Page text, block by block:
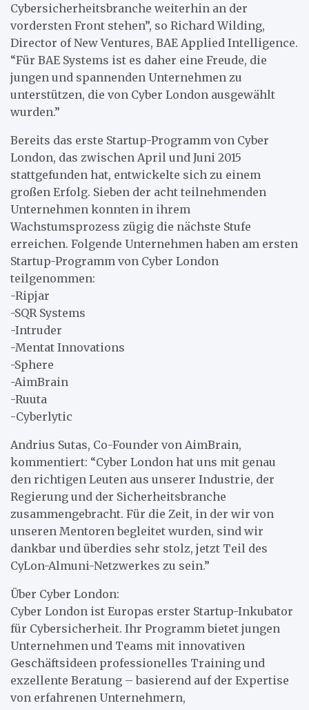
Cybersicherheitsbranche weiterhin an der
vordersten Front stehen”, so Richard Wilding,
Director of New Ventures, BAE Applied Intelligence.
“Für BAE Systems ist es daher eine Freude, die
jungen und spannenden Unternehmen zu
unterstützen, die von Cyber London ausgewählt
wurden.”
Bereits das erste Startup-Programm von Cyber
London, das zwischen April und Juni 2015
stattgefunden hat, entwickelte sich zu einem
großen Erfolg. Sieben der acht teilnehmenden
Unternehmen konnten in ihrem
Wachstumsprozess zügig die nächste Stufe
erreichen. Folgende Unternehmen haben am ersten
Startup-Programm von Cyber London
teilgenommen:
-Ripjar
-SQR Systems
-Intruder
-Mentat Innovations
-Sphere
-AimBrain
-Ruuta
-Cyberlytic
Andrius Sutas, Co-Founder von AimBrain,
kommentiert: “Cyber London hat uns mit genau
den richtigen Leuten aus unserer Industrie, der
Regierung und der Sicherheitsbranche
zusammengebracht. Für die Zeit, in der wir von
unseren Mentoren begleitet wurden, sind wir
dankbar und überdies sehr stolz, jetzt Teil des
CyLon-Almuni-Netzwerkes zu sein.”
Über Cyber London:
Cyber London ist Europas erster Startup-Inkubator
für Cybersicherheit. Ihr Programm bietet jungen
Unternehmen und Teams mit innovativen
Geschäftsideen professionelles Training und
exzellente Beratung – basierend auf der Expertise
von erfahrenen Unternehmern,